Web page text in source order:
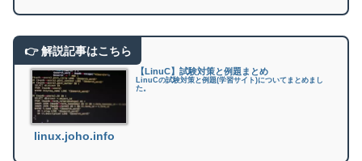
【LinuC】試験対策と例題まとめ
LinuCの試験対策と例題(学習サイト)についてまとめまし
た。
linux.joho.info